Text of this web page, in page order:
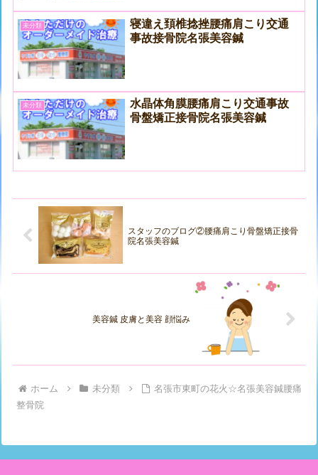
未分類
寝違え頚椎捻挫腰痛肩こり交通
事故接骨院名張美容鍼
未分類
水晶体角膜腰痛肩こり交通事故
骨盤矯正接骨院名張美容鍼
スタッフのブログ②腰痛肩こり骨盤矯正接骨
院名張美容鍼
美容鍼 皮膚と美容 顔悩み
ホーム 未分類
名張市東町の花火☆名張美容鍼腰痛
整骨院